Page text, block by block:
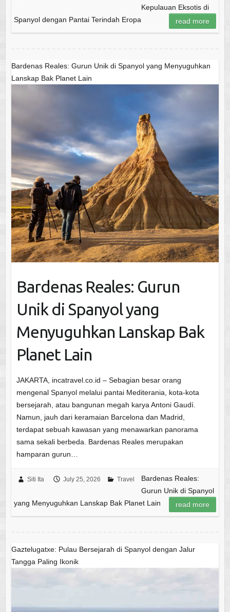
Kepulauan Eksotis di
Spanyol dengan Pantai Terindah Eropa
read more
Bardenas Reales: Gurun Unik di Spanyol yang Menyuguhkan
Lanskap Bak Planet Lain
Bardenas Reales: Gurun
Unik di Spanyol yang
Menyuguhkan Lanskap Bak
Planet Lain
JAKARTA, incatravel.co.id – Sebagian besar orang
mengenal Spanyol melalui pantai Mediterania, kota-kota
bersejarah, atau bangunan megah karya Antoni Gaudí.
Namun, jauh dari keramaian Barcelona dan Madrid,
terdapat sebuah kawasan yang menawarkan panorama
sama sekali berbeda. Bardenas Reales merupakan
hamparan gurun…
Siti Ita July 25, 2026 Travel
Bardenas Reales:
Gurun Unik di Spanyol
yang Menyuguhkan Lanskap Bak Planet Lain
read more
Gaztelugatxe: Pulau Bersejarah di Spanyol dengan Jalur
Tangga Paling Ikonik